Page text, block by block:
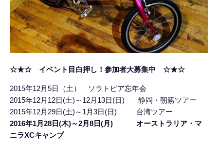
☆★☆ イベント目白押し！参加者大募集中 ☆★☆
2015年12月5日（土） ソラトピア忘年会
2015年12月12日(土)～12月13日(日) 静岡・朝霧ツアー
2015年12月29日(土)～1月3日(日) 台湾ツアー
2016年1月28日(木)～2月8日(月) オーストラリア・マ
ニラXCキャンプ